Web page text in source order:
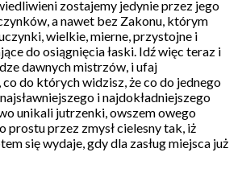
zostajemy jedynie przez jego
a nawet bez Zakonu, którym
wielkie, mierne, przystojne i
do osiągnięcia łaski. Idź więc teraz i
dawnych mistrzów, i ufaj
do których widzisz, że co do jednego
i najdokładniejszego
unikali jutrzenki, owszem owego
prostu przez zmysł cielesny tak, iż
się wydaje, gdy dla zasług miejsca już